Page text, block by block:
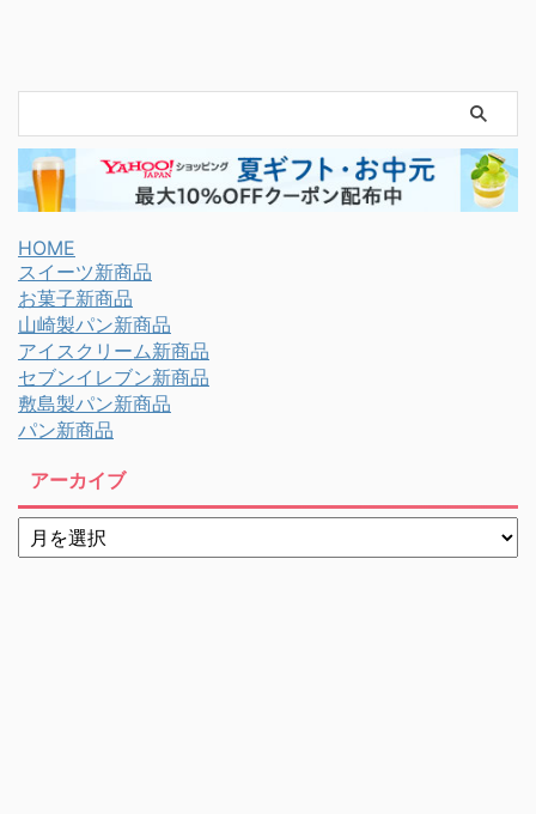
HOME
スイーツ新商品
お菓子新商品
山崎製パン新商品
アイスクリーム新商品
セブンイレブン新商品
敷島製パン新商品
パン新商品
アーカイブ